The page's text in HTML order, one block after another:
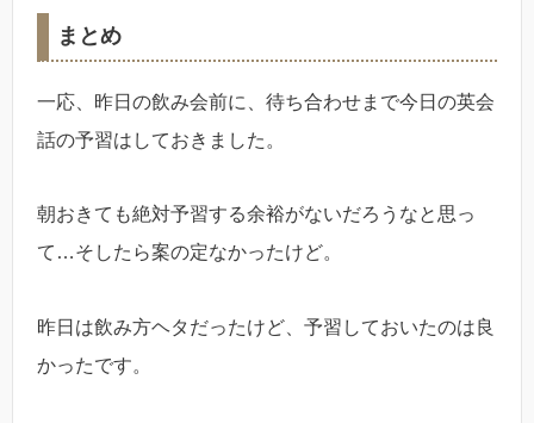
まとめ
一応、昨日の飲み会前に、待ち合わせまで今日の英会
話の予習はしておきました。
朝おきても絶対予習する余裕がないだろうなと思っ
て…そしたら案の定なかったけど。
昨日は飲み方ヘタだったけど、予習しておいたのは良
かったです。